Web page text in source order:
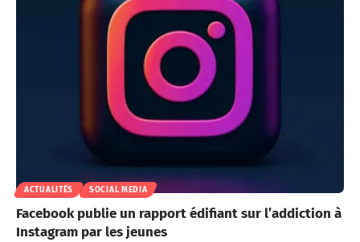
ACTUALITÉS SOCIAL MEDIA
Facebook publie un rapport édifiant sur l’addiction à
Instagram par les jeunes